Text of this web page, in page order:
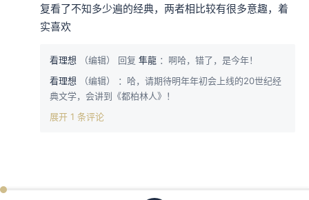
复看了不知多少遍的经典，两者相比较有很多意趣，着
实喜欢
看理想 （编辑） 回复 隼龍 ：啊哈，错了，是今年！
看理想
（编辑）
：哈，请期待明年年初会上线的20世纪经
典文学，会讲到《都柏林人》！
展开 1 条评论